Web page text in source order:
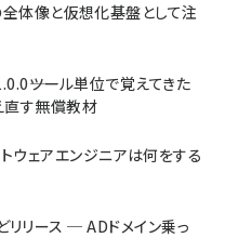
体像と仮想化基盤として注
ツール単位で覚えてきた
直す無償教材
ウェアエンジニアは何をする
リリース ─ ADドメイン乗っ